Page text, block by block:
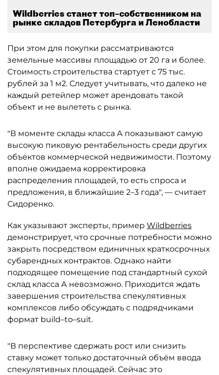
Wildberries станет топ–собственником на
рынке складов Петербурга и Ленобласти
При этом для покупки рассматриваются
земельные массивы площадью от 20 га и более.
Стоимость строительства стартует с 75 тыс.
рублей за 1 м2. Следует учитывать, что далеко не
каждый ретейлер может арендовать такой
объект и не вылететь с рынка.
"В моменте склады класса А показывают самую
высокую пиковую рентабельность среди других
объектов коммерческой недвижимости. Поэтому
вполне ожидаема корректировка
распределения площадей, то есть спроса и
предложения, в ближайшие 2–3 года", — считает
Сидоренко.
Как указывают эксперты, пример Wildberries
демонстрирует, что срочные потребности можно
закрыть посредством единичных краткосрочных
субарендных контрактов. Однако найти
подходящее помещение под стандартный сухой
склад класса А невозможно. Приходится ждать
завершения строительства спекулятивных
комплексов либо обсуждать с подрядчиками
формат build–to–suit.
"В перспективе сдержать рост или снизить
ставку может только достаточный объём ввода
спекулятивных площадей. Сейчас это